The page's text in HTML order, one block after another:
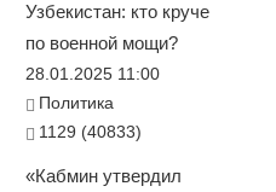
Узбекистан: кто круче
по военной мощи?
28.01.2025 11:00
Политика
1129 (40833)
«Кабмин утвердил